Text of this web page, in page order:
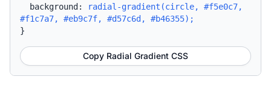
background:
radial-gradient(circle, #f5e0c7,
#f1c7a7, #eb9c7f, #d57c6d, #b46355);
}
Copy Radial Gradient CSS